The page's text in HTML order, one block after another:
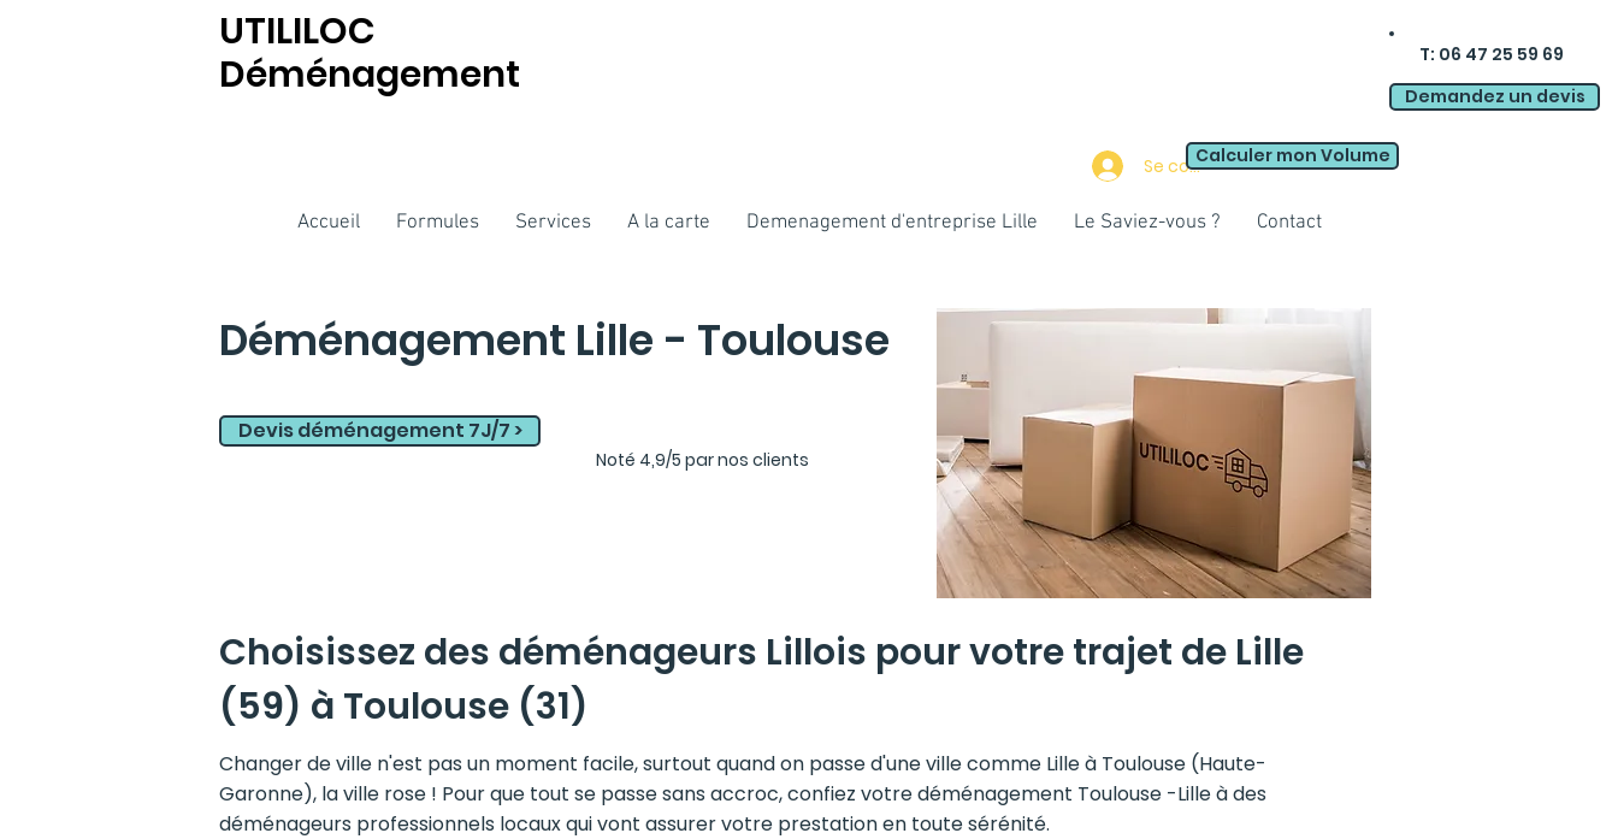
T: 06 47 25 59 69
Demandez un devis
UTILILOC
Déménagement
Se connecter
Calculer mon Volume
Accueil Formules Services A la carte Demenagement d'entreprise Lille Le Saviez-vous ? Contact
Déménagement Lille - Toulouse
Devis déménagement 7J/7 >
Noté 4,9/5 par nos clients
Choisissez des déménageurs Lillois pour votre trajet de Lille
(59) à Toulouse (31)
Changer de ville n'est pas un moment facile, surtout quand on passe d'une ville comme Lille à Toulouse (Haute-
Garonne), la ville rose ! Pour que tout se passe sans accroc, confiez votre déménagement Toulouse -Lille à des
déménageurs professionnels locaux qui vont assurer votre prestation en toute sérénité.